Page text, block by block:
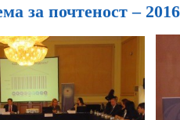
за почтеност –